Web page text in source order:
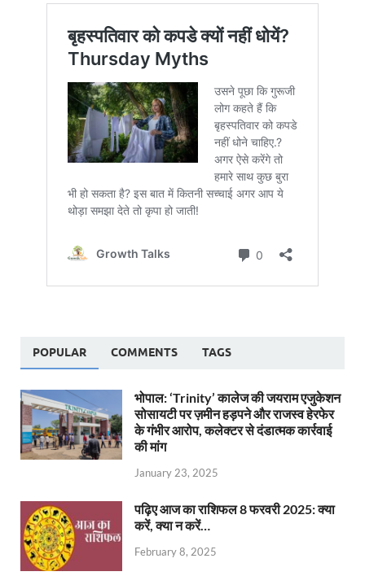
POPULAR COMMENTS TAGS
भोपाल: ‘Trinity’ कालेज की जयराम एजुकेशन
सोसायटी पर ज़मीन हड़पने और राजस्व हेरफेर
के गंभीर आरोप, कलेक्टर से दंडात्मक कार्रवाई
की मांग
January 23, 2025
पढ़िए आज का राशिफल 8 फरवरी 2025: क्या
करें, क्या न करें…
February 8, 2025